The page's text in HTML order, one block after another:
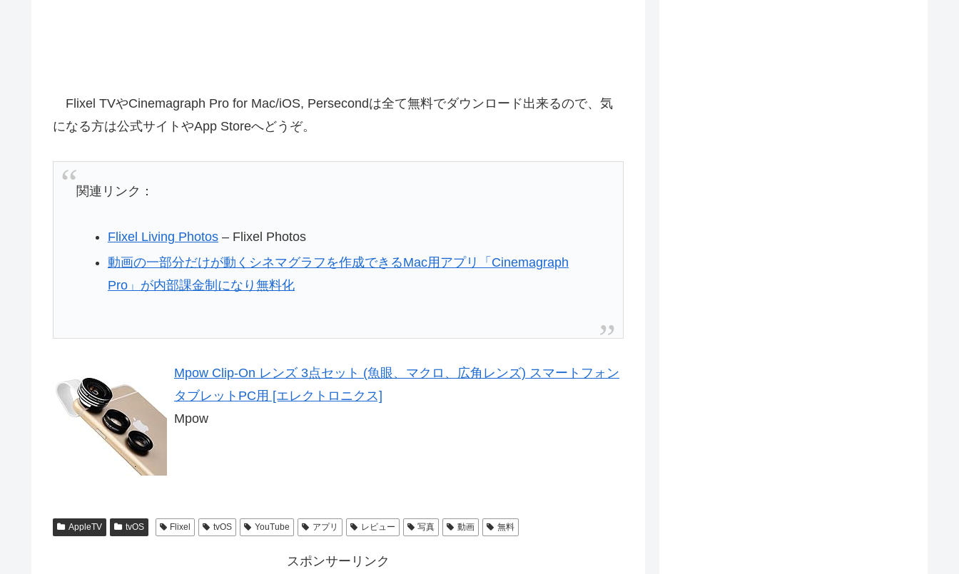
Flixel TVやCinemagraph Pro for Mac/iOS, Persecondは全て無料でダウンロード出来るので、気
になる方は公式サイトやApp Storeへどうぞ。
関連リンク：
Flixel Living Photos– Flixel Photos
動画の一部分だけが動くシネマグラフを作成できるMac用アプリ「Cinemagraph
Pro」が内部課金制になり無料化
Mpow Clip-On レンズ 3点セット (魚眼、マクロ、広角レンズ) スマートフォン
タブレットPC用 [エレクトロニクス]
Mpow
AppleTV tvOS Flixel tvOS YouTube アプリ レビュー 写真 動画 無料
スポンサーリンク